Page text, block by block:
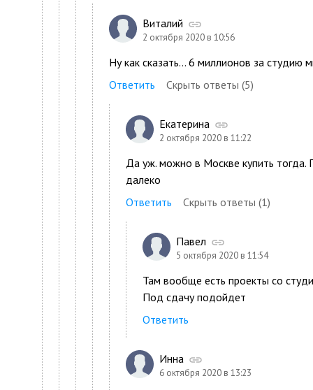
Виталий
2 октября 2020 в 10:56
Ну как сказать... 6 миллионов за студию
Ответить
Скрыть ответы (5)
Екатерина
2 октября 2020 в 11:22
Да уж. можно в Москве купить тогда.
далеко
Ответить
Скрыть ответы (1)
Павел
5 октября 2020 в 11:54
Там вообще есть проекты со
Под сдачу подойдет
Ответить
Инна
6 октября 2020 в 13:23